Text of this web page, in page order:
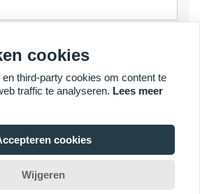
2007 - 2026 YalaTech Co., Ltd
cookies
third-party cookies om content te
traffic te analyseren. Lees meer
cookies
Wijgeren